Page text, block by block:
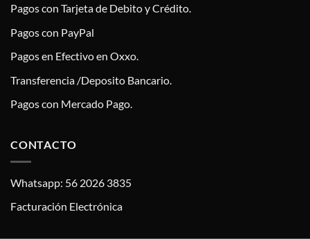
Pagos con Tarjeta de Debito y Crédito.
Pagos con PayPal
Pagos en Efectivo en Oxxo.
Transferencia /Deposito Bancario.
Pagos con Mercado Pago.
CONTACTO
Whatsapp: 56 2026 3835
Facturación Electrónica